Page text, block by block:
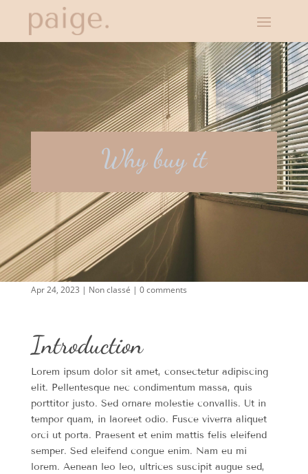
Why buy it
Apr 24, 2023 | Non classé | 0 comments
Introduction
Lorem ipsum dolor sit amet, consectetur adipiscing
elit. Pellentesque nec condimentum massa, quis
porttitor justo. Sed ornare molestie convallis. Ut in
tempor quam, in laoreet odio. Fusce viverra aliquet
orci ut porta. Praesent et enim mattis felis eleifend
semper. Sed eleifend congue enim. Nam eu mi
lorem. Aenean leo leo, ultrices suscipit augue sed,